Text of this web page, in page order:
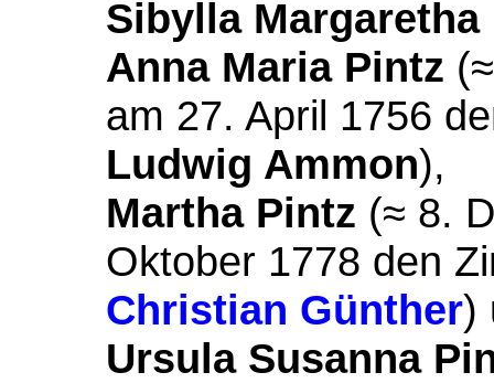
Sibylla Margaretha
Anna Maria Pintz
am 27. April 1756
Ludwig Ammon),
Martha Pintz (≈ 8.
Oktober 1778 den
Christian Günther)
Ursula Susanna